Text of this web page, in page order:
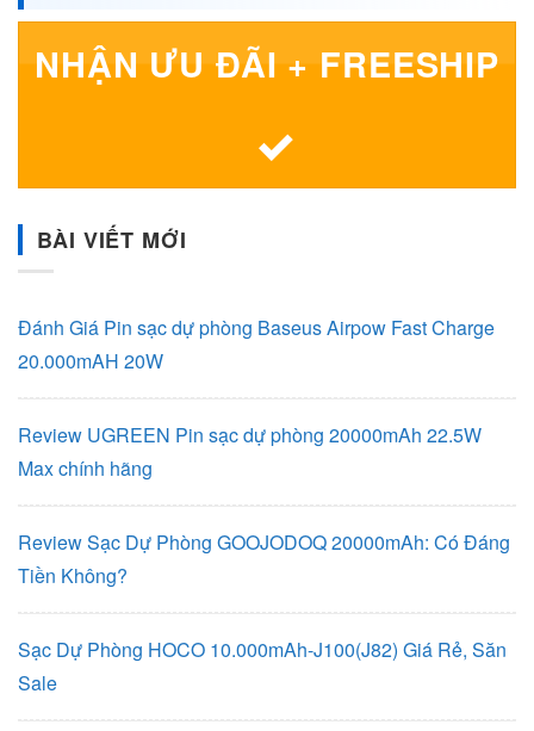
NHẬN ƯU ĐÃI + FREESHIP
BÀI VIẾT MỚI
Đánh Giá Pin sạc dự phòng Baseus Airpow Fast Charge
20.000mAH 20W
Review UGREEN Pin sạc dự phòng 20000mAh 22.5W
Max chính hãng
Review Sạc Dự Phòng GOOJODOQ 20000mAh: Có Đáng
Tiền Không?
Sạc Dự Phòng HOCO 10.000mAh-J100(J82) Giá Rẻ, Săn
Sale